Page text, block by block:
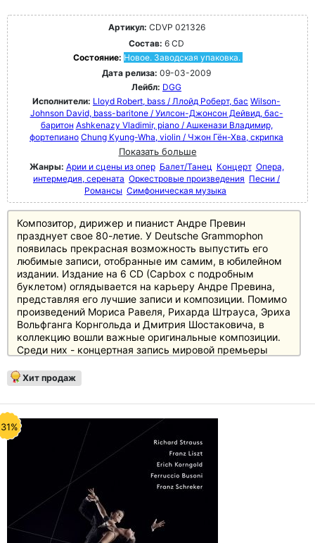
Артикул: CDVP 021326
Состав: 6 CD
Состояние: Новое. Заводская упаковка.
Дата релиза: 09-03-2009
Лейбл: DGG
Исполнители: Lloyd Robert, bass / Ллойд Роберт, бас Wilson-
Johnson David, bass-baritone / Уилсон-Джонсон Дейвид, бас-
баритон Ashkenazy Vladimir, piano / Ашкенази Владимир,
фортепиано Chung Kyung-Wha, violin / Чжон Гён-Хва, скрипка
Показать больше
Жанры: Арии и сцены из опер Балет/Танец Концерт Опера,
интермедия, серената Оркестровые произведения Песни /
Романсы Симфоническая музыка
Композитор, дирижер и пианист Андре Превин
празднует свое 80-летие. У Deutsche Grammophon
появилась прекрасная возможность выпустить его
любимые записи, отобранные им самим, в юбилейном
издании. Издание на 6 CD (Capbox с подробным
буклетом) оглядывается на карьеру Андре Превина,
представляя его лучшие записи и композиции. Помимо
произведений Мориса Равеля, Рихарда Штрауса, Эриха
Вольфганга Корнгольда и Дмитрия Шостаковича, в
коллекцию вошли важные оригинальные композиции.
Среди них - концертная запись мировой премьеры
Софи Муттер) и контрабаса (Роман Патколо) и его
фортепианного концерта с солистом Владимиром
Ашкенази. Рене Флеминг исполняет трогательную
финальную арию Бланш Дюбуа "Морской воздух" из
оперы Превена "Трамвай "Желание" и "Три песни
Дикинсона".
Хит продаж